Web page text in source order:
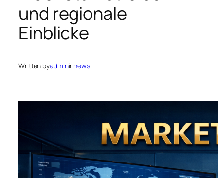
und regionale
Einblicke
Written byadmininnews